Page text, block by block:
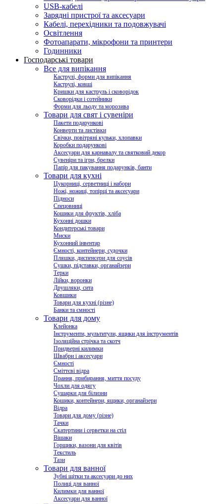
USB-кабелі
Зарядні пристрої та аксесуари
Кабелі, перехідники та подовжувачі
Освітлення
Фотоапарати, мікрофони та принтери
Годинники
Господарські товари
Все для випікання
Каструлі, форми для випікання
Каструлі, ковші
Кришки для каструль і сковорідок
Сковорідки і сотейники
Форми для льоду та морозива
Товари для свят і сувеніри
Пакети подарункові
Конверти та листівки
Свічки, повітряні кульки, хлопавки
Коробки подарункові
Аксесуари для карнавалу та святковий декор
Сувеніри та ігри, брелки
Папір для пакування подарунків, банти
Товари для кухні
Цукорниці, серветниці і набори
Ножі, ножиці, топірці та аксесуари
Підноси
Спецовниці
Кошики для фруктів, хліба
Кухонні дошки
Кондитерські товари
Миски
Кухонний інвентар
Ємності, контейнери, судочки
Пляшки, диспенсери для соусів
Сушки, підставки, органайзери
Терки
Лійки, воронки
Друшляки, сита
Ковшики
Товари для кухні (різне)
Банки та ємності
Товари для дому
Клейонка
Інструменти, мультитули, ящики для інструментів
Ізоляційна стрічка та скотч
Придверні килимки
Швабри і аксесуари
Ємності
Сміттєві відра
Прання, прибирання, миття посуду
Чохли для одягу
Сушарки для білизни
Кошики, контейнери, ящики, органайзери
Відра
Товари для дому (різне)
Тачки
Скатертини і серветки на стіл
Вішаки
Горщики, вазони для квітів
Текстиль
Тази
Товари для ванної
Зубні щітки та аксесуари до них
Полиці для ванної
Килимки для ванної
Аксесуари для ванної